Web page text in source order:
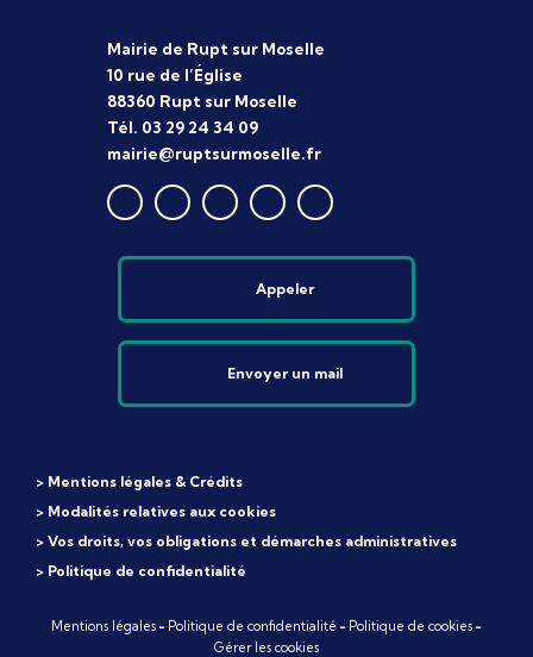
Mairie de Rupt sur Moselle
10 rue de l’Église
88360 Rupt sur Moselle
Tél. 03 29 24 34 09
mairie@ruptsurmoselle.fr
Appeler
Envoyer un mail
> Mentions légales & Crédits
> Modalités relatives aux cookies
> Vos droits, vos obligations et démarches administratives
> Politique de confidentialité
Mentions légales - Politique de confidentialité - Politique de cookies -
Gérer les cookies